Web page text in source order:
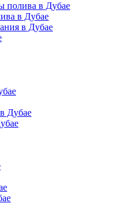
полива в Дубае
в Дубае
в Дубае
Дубае